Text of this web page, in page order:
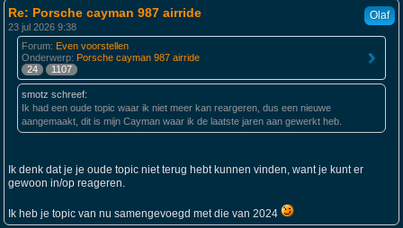
Olaf
Re: Porsche cayman 987 airride
23 jul 2026 9:38
Forum: Even voorstellen
Onderwerp: Porsche cayman 987 airride
24
1107
smotz schreef:
Ik had een oude topic waar ik niet meer kan reargeren, dus een nieuwe
aangemaakt, dit is mijn Cayman waar ik de laatste jaren aan gewerkt heb.
Ik denk dat je je oude topic niet terug hebt kunnen vinden, want je kunt er
gewoon in/op reageren.
Ik heb je topic van nu samengevoegd met die van 2024